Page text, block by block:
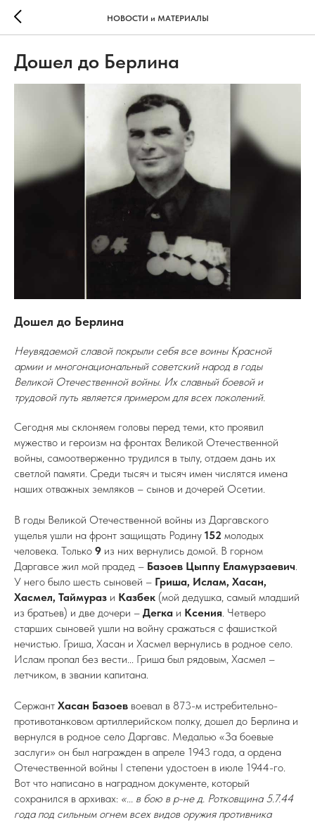
НОВОСТИ и МАТЕРИАЛЫ
Дошел до Берлина
Дошел до Берлина
Неувядаемой славой покрыли себя все воины Красной
армии и многонациональный советский народ в годы
Великой Отечественной войны. Их славный боевой и
трудовой путь является примером для всех поколений.
Сегодня мы склоняем головы перед теми, кто проявил
мужество и героизм на фронтах Великой Отечественной
войны, самоотверженно трудился в тылу, отдаем дань их
светлой памяти. Среди тысяч и тысяч имен числятся имена
наших отважных земляков – сынов и дочерей Осетии.
В годы Великой Отечественной войны из Даргавского
ущелья ушли на фронт защищать Родину 152 молодых
человека. Только 9 из них вернулись домой. В горном
Даргавсе жил мой прадед – Базоев Цыппу Еламурзаевич.
У него было шесть сыновей – Гриша, Ислам, Хасан,
Хасмел, Таймураз и Казбек (мой дедушка, самый младший
из братьев) и две дочери – Дегка и Ксения. Четверо
старших сыновей ушли на войну сражаться с фашисткой
нечистью. Гриша, Хасан и Хасмел вернулись в родное село.
Ислам пропал без вести... Гриша был рядовым, Хасмел –
летчиком, в звании капитана.
Сержант Хасан Базоев воевал в 873-м истребительно-
противотанковом артиллерийском полку, дошел до Берлина и
вернулся в родное село Даргавс. Медалью «За боевые
заслуги» он был награжден в апреле 1943 года, а ордена
Отечественной войны I степени удостоен в июле 1944-го.
Вот что написано в наградном документе, который
сохранился в архивах: «... в бою в р-не д. Ротковщина 5.7.44
года под сильным огнем всех видов оружия противника